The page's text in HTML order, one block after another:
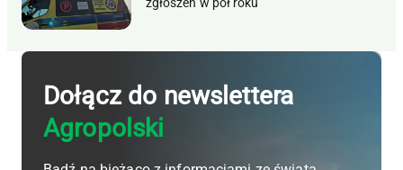
zgłoszeń w pół roku
Dołącz do newslettera
Agropolski